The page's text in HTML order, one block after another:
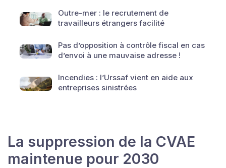
Outre-mer : le recrutement de
travailleurs étrangers facilité
Pas d’opposition à contrôle fiscal en cas
d’envoi à une mauvaise adresse !
Incendies : l’Urssaf vient en aide aux
entreprises sinistrées
La suppression de la CVAE
maintenue pour 2030